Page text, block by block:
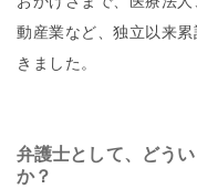
動産業など、独立以来
きました。
弁護士として、どう
か？